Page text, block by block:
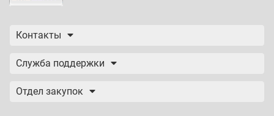
Контакты
Служба поддержки
Отдел закупок